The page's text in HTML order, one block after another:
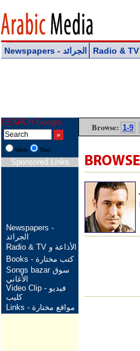
Newspapers - الجرائد
SEARCH Google:
Web Site
Sponsored Links
Newspapers -
الجرائد
Radio & TV الأذاعة و
Books - كتب مختارة
Songs bazar سوق
الأغاني
Video Clip - فيديو
كليب
Links - مواقع مختارة
Browse: 1-9